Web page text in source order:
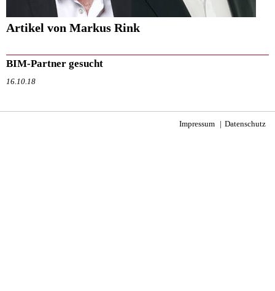
Artikel von Markus Rink
BIM-Partner gesucht
16.10.18
Impressum Datenschutz